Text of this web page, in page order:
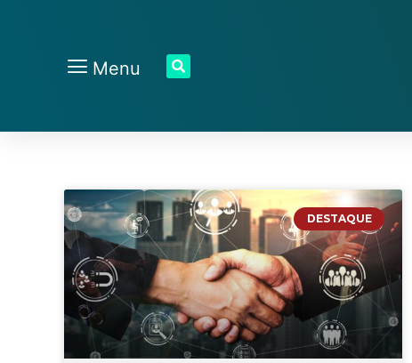
Menu
DESTAQUE